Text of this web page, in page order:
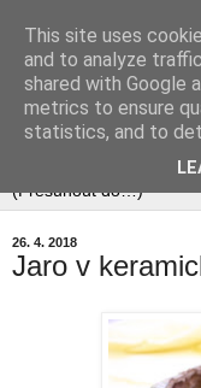
26. 4. 2018
Jaro v
This site uses
and to analyze
shared with Google
metrics to ensure
statistics, and to